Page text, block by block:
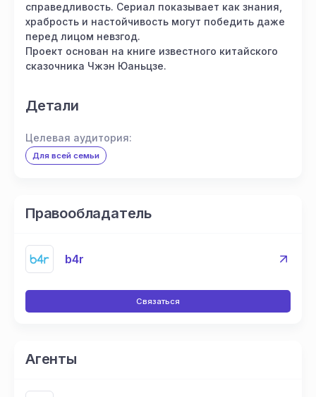
справедливость. Сериал показывает как знания,
храбрость и настойчивость могут победить даже
перед лицом невзгод.
Проект основан на книге известного китайского
сказочника Чжэн Юаньцзе.
Детали
Целевая аудитория:
Для всей семьи
Правообладатель
b4r
Связаться
Агенты